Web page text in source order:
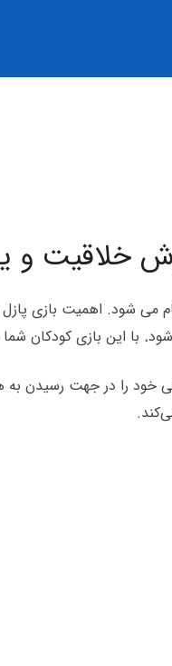
خلاقیت و
می شود. اهمیت بازی
.‏ ‏با این بازی کودکان
را در جهت رسیدن به